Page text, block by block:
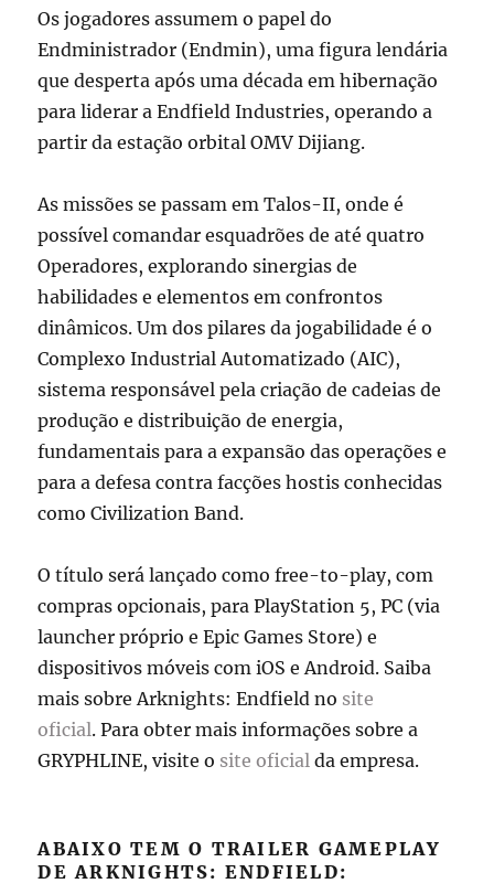
Os jogadores assumem o papel do
Endministrador (Endmin), uma figura lendária
que desperta após uma década em hibernação
para liderar a Endfield Industries, operando a
partir da estação orbital OMV Dijiang.
As missões se passam em Talos-II, onde é
possível comandar esquadrões de até quatro
Operadores, explorando sinergias de
habilidades e elementos em confrontos
dinâmicos. Um dos pilares da jogabilidade é o
Complexo Industrial Automatizado (AIC),
sistema responsável pela criação de cadeias de
produção e distribuição de energia,
fundamentais para a expansão das operações e
para a defesa contra facções hostis conhecidas
como Civilization Band.
O título será lançado como free-to-play, com
compras opcionais, para PlayStation 5, PC (via
launcher próprio e Epic Games Store) e
dispositivos móveis com iOS e Android. Saiba
mais sobre Arknights: Endfield no site
oficial. Para obter mais informações sobre a
GRYPHLINE, visite o site oficial da empresa.
ABAIXO TEM O TRAILER GAMEPLAY
DE ARKNIGHTS: ENDFIELD: